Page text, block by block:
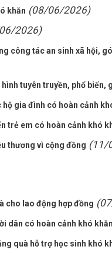
khăn (08/06/2026)
2026)
công tác an sinh xã hội,
tuyên truyền, phổ biến,
gia đình có hoàn cảnh
trẻ em có hoàn cảnh khó
thương vì cộng đồng (11/
cho lao động hợp đồng
dân có hoàn cảnh khó khăn
quà hỗ trợ học sinh khó